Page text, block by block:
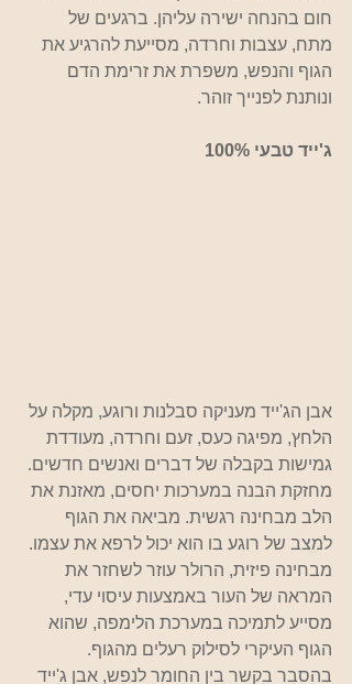
חום בהנחה ישירה עליהן. ברגעים של
מתח, עצבות וחרדה, מסייעת להרגיע את
הגוף והנפש, משפרת את זרימת הדם
ונותנת לפנייך זוהר.
ג'ייד טבעי 100%
אבן הג'ייד מעניקה סבלנות ורוגע, מקלה על
הלחץ, מפיגה כעס, זעם וחרדה, מעודדת
גמישות בקבלה של דברים ואנשים חדשים.
מחזקת הבנה במערכות יחסים, מאזנת את
הלב מבחינה רגשית. מביאה את הגוף
למצב של רוגע בו הוא יכול לרפא את עצמו.
מבחינה פיזית, הרולר עוזר לשחזר את
המראה של העור באמצעות עיסוי עדי,
מסייע לתמיכה במערכת הלימפה, שהוא
הגוף העיקרי לסילוק רעלים מהגוף.
בהסבר בקשר בין החומר לנפש, אבן ג'ייד